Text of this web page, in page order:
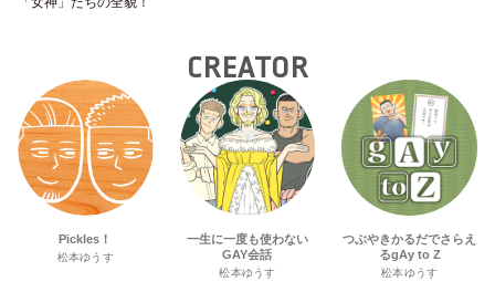
CREATOR
Pickles！
松本ゆうす
一生に一度も使わない
GAY会話
松本ゆうす
つぶやきかるだでさらえ
るgAy to Z
松本ゆうす